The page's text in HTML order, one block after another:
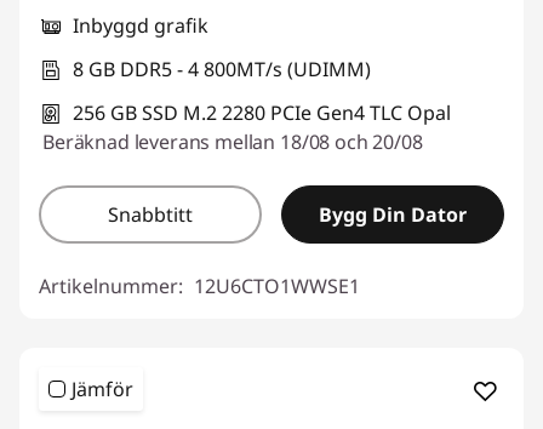
Inbyggd grafik
8 GB DDR5 - 4 800MT/s (UDIMM)
256 GB SSD M.2 2280 PCIe Gen4 TLC Opal
Beräknad leverans mellan 18/08 och 20/08
Snabbtitt Bygg Din Dator
Artikelnummer: 12U6CTO1WWSE1
Jämför